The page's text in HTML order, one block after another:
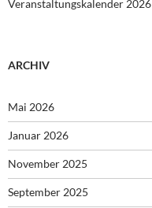
Veranstaltungskalender 2026
ARCHIV
Mai 2026
Januar 2026
November 2025
September 2025